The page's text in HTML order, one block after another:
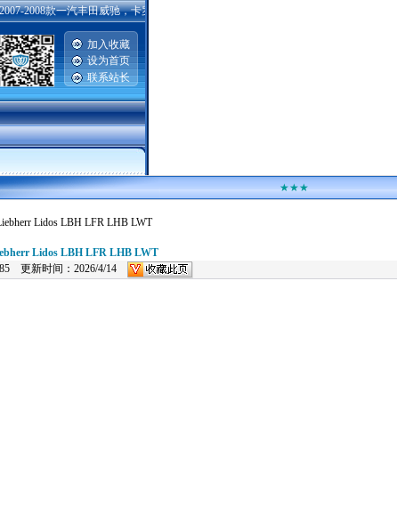
2008款一汽丰田威驰，卡罗拉，普锐斯，广州丰田雅力士，汉兰达，酷路泽，
加入收藏
设为首页
联系站长
★★★
Lidos LBH LFR LHB LWT
Lidos LBH LFR LHB LWT
85 更新时间：2026/4/14